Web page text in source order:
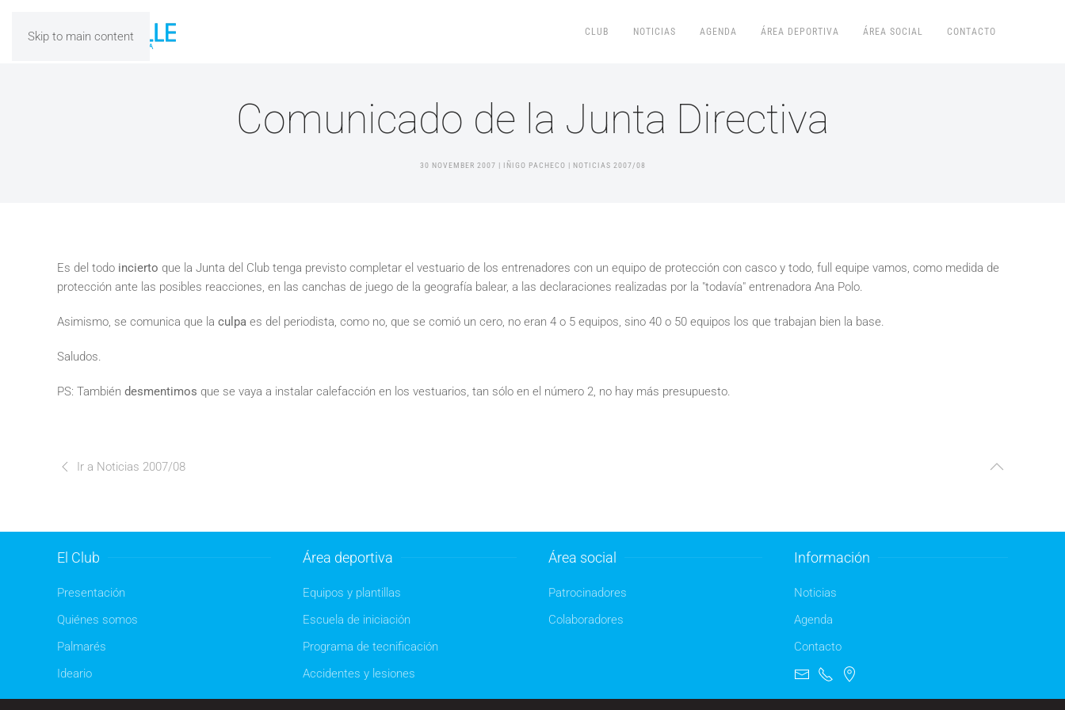
Skip to main content CLUB NOTICIAS AGENDA ÁREA DEPORTIVA ÁREA SOCIAL CONTACTO
Comunicado de la Junta Directiva
30 NOVEMBER 2007 | IÑIGO PACHECO | NOTICIAS 2007/08
Es del todo incierto que la Junta del Club tenga previsto completar el vestuario de los entrenadores con un equipo de protección con casco y todo, full equipe vamos, como medida de
protección ante las posibles reacciones, en las canchas de juego de la geografía balear, a las declaraciones realizadas por la "todavía" entrenadora Ana Polo.
Asimismo, se comunica que la culpa es del periodista, como no, que se comió un cero, no eran 4 o 5 equipos, sino 40 o 50 equipos los que trabajan bien la base.
Saludos.
PS: También desmentimos que se vaya a instalar calefacción en los vestuarios, tan sólo en el número 2, no hay más presupuesto.
Ir a Noticias 2007/08
El Club
Presentación
Quiénes somos
Palmarés
Ideario
Área deportiva
Equipos y plantillas
Escuela de iniciación
Programa de tecnificación
Accidentes y lesiones
Área social
Patrocinadores
Colaboradores
Información
Noticias
Agenda
Contacto